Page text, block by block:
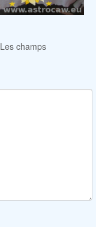
Les champs